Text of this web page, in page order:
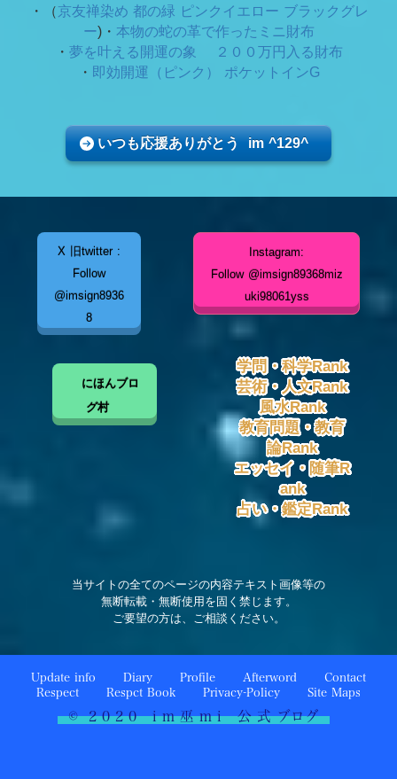
・（京友禅染め 都の緑 ピンクイエロー ブラックグレ
ー)・ 本物の蛇の革で作ったミニ財布
・ 夢を叶える開運の象 ２００万円入る財布
・ 即効開運（ピンク） ポケットインG
いつも応援ありがとう im ^129^
X 旧twitter :
Follow
@imsign8936
8
Instagram:
Follow @imsign89368miz
uki98061yss
にほんブロ
グ村
学問・科学Rank
芸術・人文Rank
風水Rank
教育問題・教育
論Rank
エッセイ・随筆R
ank
占い・鑑定Rank
当サイトの全てのページの内容テキスト画像等の
無断転載・無断使用を固く禁じます。
ご要望の方は、ご相談ください。
Update info Diary Profile Afterword
Contact
Respect
Respct Book Privacy-Policy Site Maps
© 2 0 2 0 i m 巫 m i 公 式 ブログ